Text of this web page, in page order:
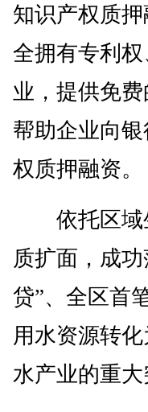
知识产权质
全拥有专利
业，提供免
帮助企业向
权质押融资。
依托区域
质扩面，成
贷”、全区首
用水资源转
水产业的重大